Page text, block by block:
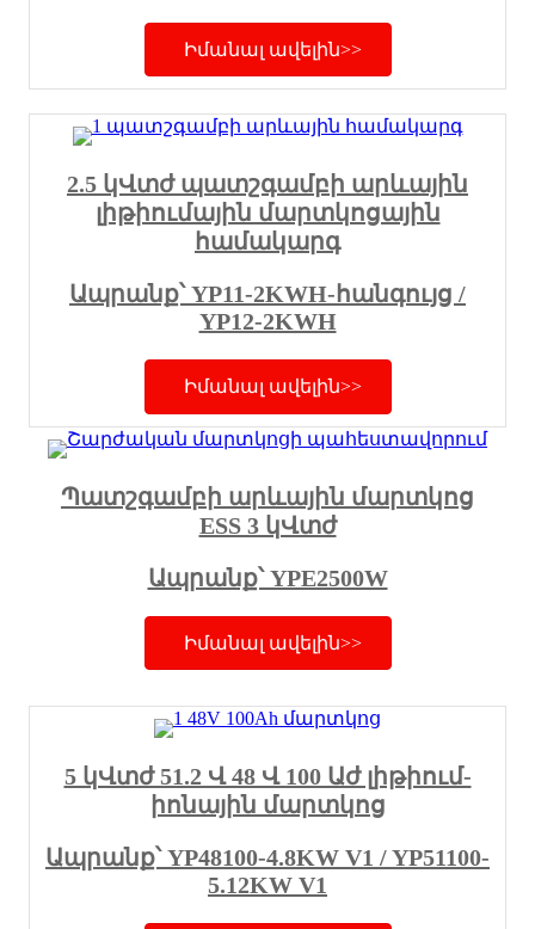
Իմանալ ավելին>>
2.5 կՎտժ պատշգամբի արևային
լիթիումային մարտկոցային
համակարգ
Ապրանք՝ YP11-2KWH-հանգույց /
YP12-2KWH
Իմանալ ավելին>>
Պատշգամբի արևային մարտկոց
ESS 3 կՎտժ
Ապրանք՝ YPE2500W
Իմանալ ավելին>>
5 կՎտժ 51.2 Վ 48 Վ 100 Աժ լիթիում-
իոնային մարտկոց
Ապրանք՝ YP48100-4.8KW V1 / YP51100-
5.12KW V1